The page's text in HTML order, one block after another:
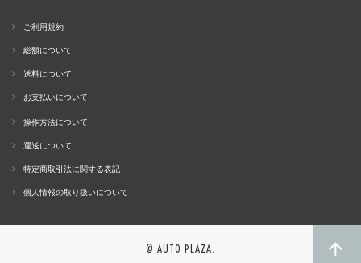
ご利用規約
総額について
送料について
お支払いについて
操作方法について
運送について
特定商取引法に関する表記
個人情報の取り扱いについて
© AUTO PLAZA.